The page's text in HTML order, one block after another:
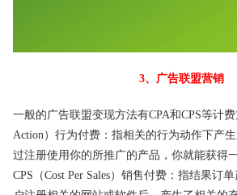
3、广告联盟营销
一般的广告联盟变现方法有CPA和CPS等计费
Action）行为付费：指相关的行为动作下产
过注册使用你的所推广的产品，你就能获得
CPS（Cost Per Sales）销售付费：指结果订